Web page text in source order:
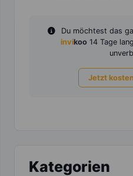
Du möchtest das
invikoo 14 Tage
Jetzt
Kategorien